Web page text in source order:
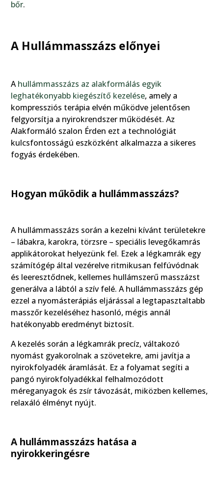
bőr.
A Hullámmasszázs előnyei
Ahullámmasszázs az alakformálás egyik
leghatékonyabb kiegészítő kezelése, amely a
kompressziós terápia elvén működve jelentősen
felgyorsítja a nyirokrendszer működését. Az
Alakformáló szalon Érden ezt a technológiát
kulcsfontosságú eszközként alkalmazza a sikeres
fogyás érdekében.
Hogyan működik a hullámmasszázs?
A hullámmasszázs során a kezelni kívánt területekre
– lábakra, karokra, törzsre – speciális levegőkamrás
applikátorokat helyezünk fel. Ezek a légkamrák egy
számítógép által vezérelve ritmikusan felfúvódnak
és leeresztődnek, kellemes hullámszerű masszázst
generálva a lábtól a szív felé. A hullámmasszázs gép
ezzel a nyomásterápiás eljárással a legtapasztaltabb
masszőr kezeléséhez hasonló, mégis annál
hatékonyabb eredményt biztosít.
A kezelés során a légkamrák precíz, váltakozó
nyomást gyakorolnak a szövetekre, ami javítja a
nyirokfolyadék áramlását. Ez a folyamat segíti a
pangó nyirokfolyadékkal felhalmozódott
méreganyagok és zsír távozását, miközben kellemes,
relaxáló élményt nyújt.
A hullámmasszázs hatása a
nyirokkeringésre